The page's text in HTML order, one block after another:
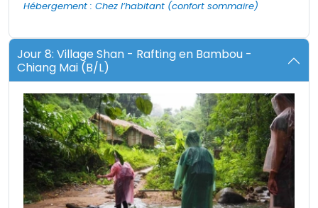
Hébergement : Chez l’habitant (confort sommaire)
Jour 8: Village Shan - Rafting en Bambou -
Chiang Mai (B/L)